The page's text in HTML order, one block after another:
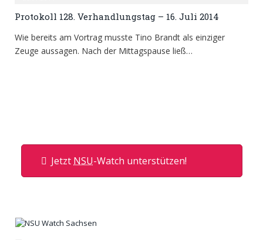
Protokoll 128. Verhandlungstag – 16. Juli 2014
Wie bereits am Vortrag musste Tino Brandt als einziger
Zeuge aussagen. Nach der Mittagspause ließ…
Jetzt NSU-Watch unterstützen!